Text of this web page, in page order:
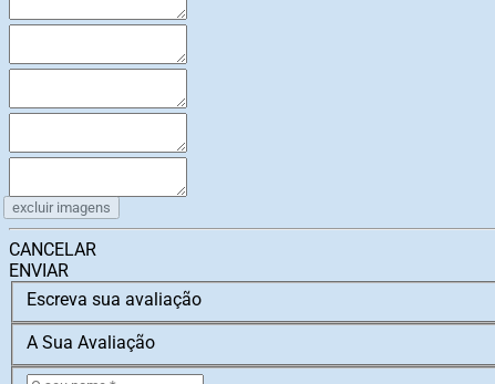
excluir imagens
CANCELAR
ENVIAR
Escreva sua avaliação
A Sua Avaliação